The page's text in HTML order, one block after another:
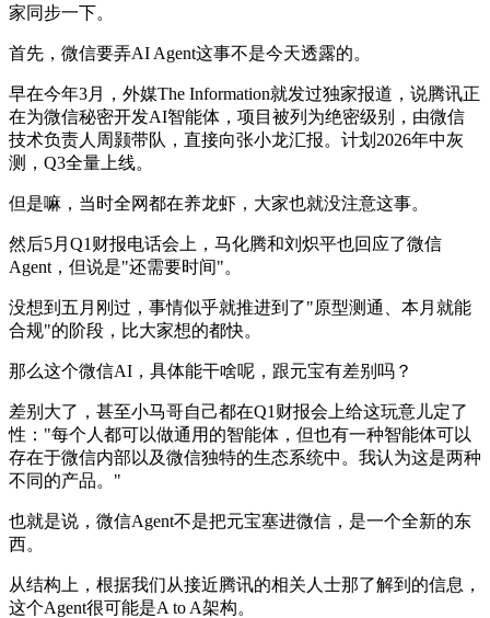
家同步一下。
首先，微信要弄AI Agent这事不是今天透露的。
早在今年3月，外媒The Information就发过独家报道，说腾讯正
在为微信秘密开发AI智能体，项目被列为绝密级别，由微信
技术负责人周颢带队，直接向张小龙汇报。计划2026年中灰
测，Q3全量上线。
但是嘛，当时全网都在养龙虾，大家也就没注意这事。
然后5月Q1财报电话会上，马化腾和刘炽平也回应了微信
Agent，但说是"还需要时间"。
没想到五月刚过，事情似乎就推进到了"原型测通、本月就能
合规"的阶段，比大家想的都快。
那么这个微信AI，具体能干啥呢，跟元宝有差别吗？
差别大了，甚至小马哥自己都在Q1财报会上给这玩意儿定了
性："每个人都可以做通用的智能体，但也有一种智能体可以
存在于微信内部以及微信独特的生态系统中。我认为这是两种
不同的产品。"
也就是说，微信Agent不是把元宝塞进微信，是一个全新的东
西。
从结构上，根据我们从接近腾讯的相关人士那了解到的信息，
这个Agent很可能是A to A架构。